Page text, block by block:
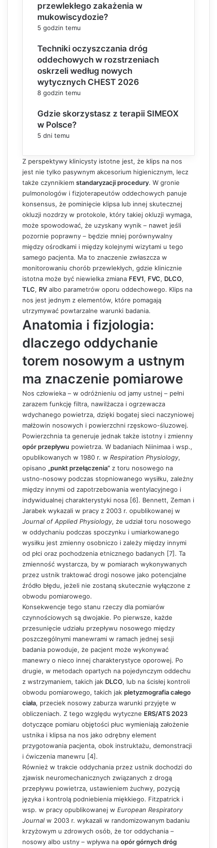
przewlekłego zakażenia w
mukowiscydozie?
5 godzin temu
Techniki oczyszczania dróg
oddechowych w rozstrzeniach
oskrzeli według nowych
wytycznych CHEST 2026
8 godzin temu
Gdzie skorzystasz z terapii SIMEOX
w Polsce?
5 dni temu
Z perspektywy klinicysty istotne jest, że klips na nos
jest nie tylko pasywnym akcesorium higienicznym, lecz
także czynnikiem standaryzacji procedury. W gronie
pulmonologów i fizjoterapeutów oddechowych panuje
konsensus, że pominięcie klipsa lub innej skutecznej
okluzji nozdrzy w protokole, który takiej okluzji wymaga,
może spowodować, że uzyskany wynik – nawet jeśli
pozornie poprawny – będzie mniej porównywalny
między ośrodkami i między kolejnymi wizytami u tego
samego pacjenta. Ma to znaczenie zwłaszcza w
monitorowaniu chorób przewlekłych, gdzie klinicznie
istotna może być niewielka zmiana FEV1, FVC, DLCO,
TLC, RV albo parametrów oporu oddechowego. Klips na
nos jest jednym z elementów, które pomagają
utrzymywać powtarzalne warunki badania.
Anatomia i fizjologia:
dlaczego oddychanie
torem nosowym a ustnym
ma znaczenie pomiarowe
Nos człowieka – w odróżnieniu od jamy ustnej – pełni
zarazem funkcję filtra, nawilżacza i ogrzewacza
wdychanego powietrza, dzięki bogatej sieci naczyniowej
małżowin nosowych i powierzchni rzęskowo-śluzowej.
Powierzchnia ta generuje jednak także istotny i zmienny
opór przepływu powietrza. W badaniach Niinimaa i wsp.,
opublikowanych w 1980 r. w Respiration Physiology,
opisano „punkt przełączenia” z toru nosowego na
ustno-nosowy podczas stopniowanego wysiłku, zależny
między innymi od zapotrzebowania wentylacyjnego i
indywidualnej charakterystyki nosa [6]. Bennett, Zeman i
Jarabek wykazali w pracy z 2003 r. opublikowanej w
Journal of Applied Physiology, że udział toru nosowego
w oddychaniu podczas spoczynku i umiarkowanego
wysiłku jest zmienny osobniczo i zależy między innymi
od płci oraz pochodzenia etnicznego badanych [7]. Ta
zmienność wystarcza, by w pomiarach wykonywanych
przez ustnik traktować drogi nosowe jako potencjalne
źródło błędu, jeżeli nie zostaną skutecznie wyłączone z
obwodu pomiarowego.
Konsekwencje tego stanu rzeczy dla pomiarów
czynnościowych są dwojakie. Po pierwsze, każde
przesunięcie udziału przepływu nosowego między
poszczególnymi manewrami w ramach jednej sesji
badania powoduje, że pacjent może wykonywać
manewry o nieco innej charakterystyce oporowej. Po
drugie, w metodach opartych na pojedynczym oddechu
z wstrzymaniem, takich jak DLCO, lub na ścisłej kontroli
obwodu pomiarowego, takich jak pletyzmografia całego
ciała, przeciek nosowy zaburza warunki przyjęte w
obliczeniach. Z tego względu wytyczne ERS/ATS 2023
dotyczące pomiaru objętości płuc wymieniają założenie
ustnika i klipsa na nos jako odrębny element
przygotowania pacjenta, obok instruktażu, demonstracji
i ćwiczenia manewru [4].
Również w trakcie oddychania przez ustnik dochodzi do
zjawisk neuromechanicznych związanych z drogą
przepływu powietrza, ustawieniem żuchwy, pozycją
języka i kontrolą podniebienia miękkiego. Fitzpatrick i
wsp. w pracy opublikowanej w European Respiratory
Journal w 2003 r. wykazali w randomizowanym badaniu
krzyżowym u zdrowych osób, że tor oddychania –
nosowy albo ustny – wpływa na opór górnych dróg